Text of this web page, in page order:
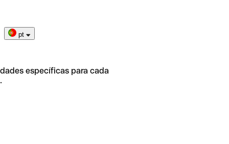
pt
específicas para cada